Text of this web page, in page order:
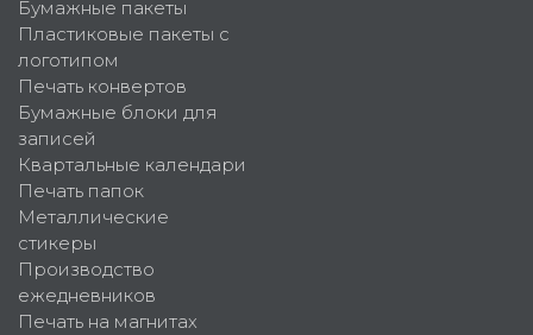
Бумажные пакеты
Пластиковые пакеты с
логотипом
Печать конвертов
Бумажные блоки для
записей
Квартальные календари
Печать папок
Металлические
стикеры
Производство
ежедневников
Печать на магнитах